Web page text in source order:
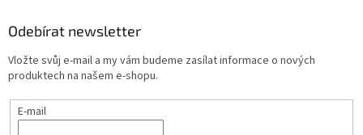
Odebírat newsletter
Vložte svůj e-mail a my vám budeme zasílat informace o nových
produktech na našem e-shopu.
E-mail